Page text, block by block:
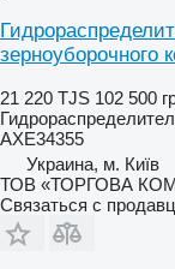
зерноуборочного
21 220 TJS 102 500
AXE34355
Украина, м. Київ
ТОВ «ТОРГОВА
Связаться с